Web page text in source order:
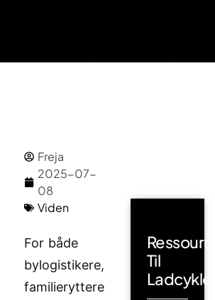
Freja
2025-07-
08
Viden
For både
bylogistikere,
familieryttere
Til